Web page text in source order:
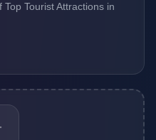
Tourist Attractions in